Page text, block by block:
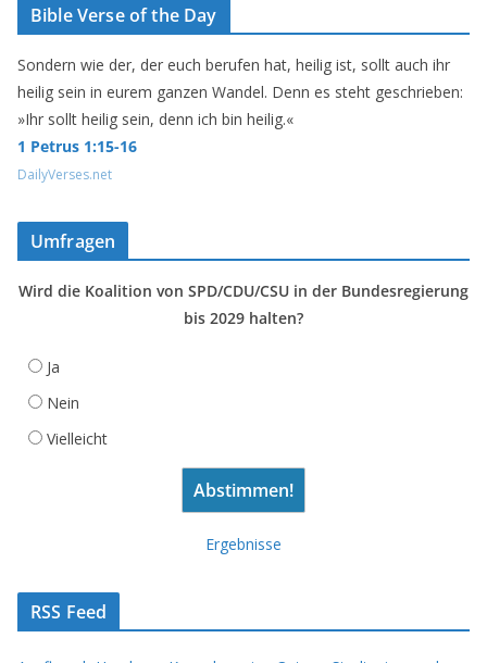
Bible Verse of the Day
Sondern wie der, der euch berufen hat, heilig ist, sollt auch ihr
heilig sein in eurem ganzen Wandel. Denn es steht geschrieben:
»Ihr sollt heilig sein, denn ich bin heilig.«
1 Petrus 1:15-16
DailyVerses.net
Umfragen
Wird die Koalition von SPD/CDU/CSU in der Bundesregierung
bis 2029 halten?
Ja
Nein
Vielleicht
Ergebnisse
RSS Feed